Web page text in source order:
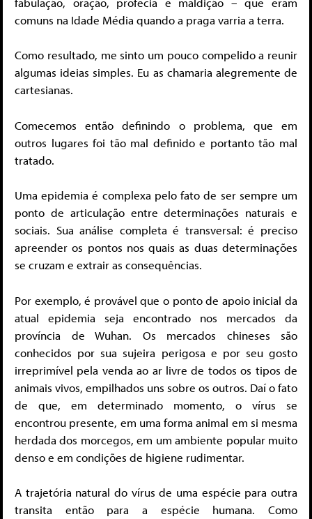
comuns na Idade Média quando a praga varria a terra.
Como resultado, me sinto um pouco compelido a reunir
algumas ideias simples. Eu as chamaria alegremente de
cartesianas.
Comecemos então definindo o problema, que em
outros lugares foi tão mal definido e portanto tão mal
tratado.
Uma epidemia é complexa pelo fato de ser sempre um
ponto de articulação entre determinações naturais e
sociais. Sua análise completa é transversal: é preciso
apreender os pontos nos quais as duas determinações
se cruzam e extrair as consequências.
Por exemplo, é provável que o ponto de apoio inicial da
atual epidemia seja encontrado nos mercados da
província de Wuhan. Os mercados chineses são
conhecidos por sua sujeira perigosa e por seu gosto
irreprimível pela venda ao ar livre de todos os tipos de
animais vivos, empilhados uns sobre os outros. Daí o fato
de que, em determinado momento, o vírus se
encontrou presente, em uma forma animal em si mesma
herdada dos morcegos, em um ambiente popular muito
denso e em condições de higiene rudimentar.
A trajetória natural do vírus de uma espécie para outra
transita então para a espécie humana. Como